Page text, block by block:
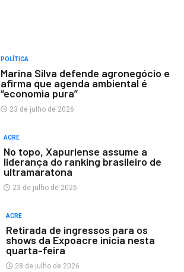
POLÍTICA
Marina Silva defende agronegócio e
afirma que agenda ambiental é
“economia pura”
23 de julho de 2026
ACRE
No topo, Xapuriense assume a
liderança do ranking brasileiro de
ultramaratona
23 de julho de 2026
ACRE
Retirada de ingressos para os
shows da Expoacre inicia nesta
quarta-feira
28 de julho de 2026